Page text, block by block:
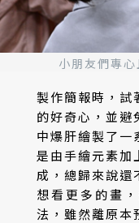
小朋友們專心
製作簡報時，試
的好奇心，並避
中爆肝繪製了一
是由手繪元素加
成，總歸來說還
想看更多的畫
法，雖然離原本